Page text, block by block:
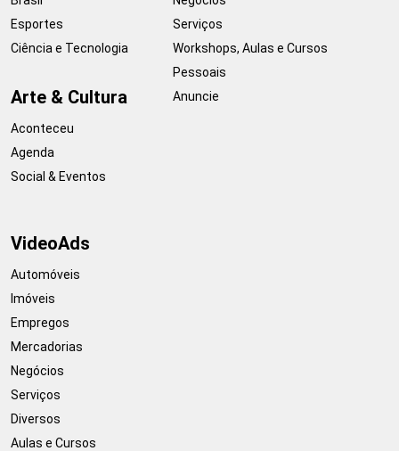
Esportes
Ciência e Tecnologia
Arte & Cultura
Aconteceu
Agenda
Social & Eventos
Serviços
Workshops, Aulas e Cursos
Pessoais
Anuncie
VideoAds
Automóveis
Imóveis
Empregos
Mercadorias
Negócios
Serviços
Diversos
Aulas e Cursos